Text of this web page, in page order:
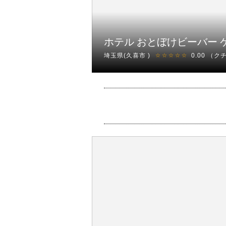
ホテル おとぼけビーバー
埼玉県(久喜市 ) ☆☆☆☆☆ 0.00 （ク